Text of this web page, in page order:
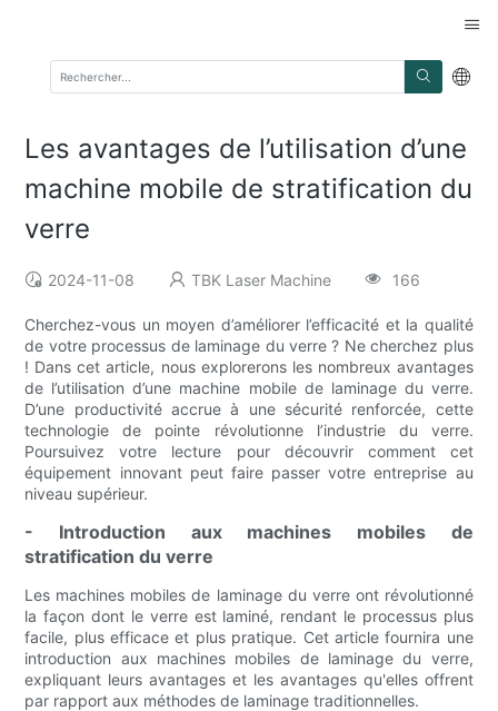
Les avantages de l’utilisation d’une
machine mobile de stratification du
verre
2024-11-08 TBK Laser Machine 166
Cherchez-vous un moyen d’améliorer l’efficacité et la qualité
de votre processus de laminage du verre ? Ne cherchez plus
! Dans cet article, nous explorerons les nombreux avantages
de l’utilisation d’une machine mobile de laminage du verre.
D’une productivité accrue à une sécurité renforcée, cette
technologie de pointe révolutionne l’industrie du verre.
Poursuivez votre lecture pour découvrir comment cet
équipement innovant peut faire passer votre entreprise au
niveau supérieur.
- Introduction aux machines mobiles de
stratification du verre
Les machines mobiles de laminage du verre ont révolutionné
la façon dont le verre est laminé, rendant le processus plus
facile, plus efficace et plus pratique. Cet article fournira une
introduction aux machines mobiles de laminage du verre,
expliquant leurs avantages et les avantages qu'elles offrent
par rapport aux méthodes de laminage traditionnelles.